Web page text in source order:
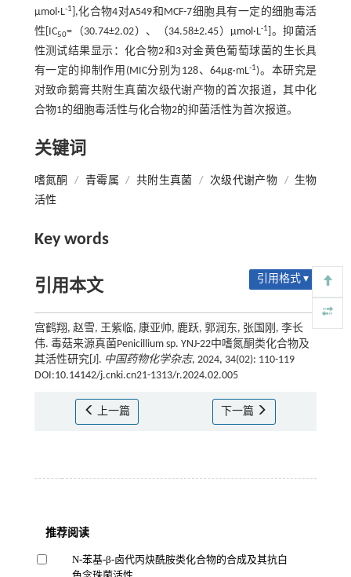
μmol·L-1 ],化合物4对A549和MCF-7细胞具有一定的细胞毒活
性[IC50=（30.74±2.02）、（34.58±2.45）μmol·L-1 ]。抑菌活
性测试结果显示：化合物2和3对金黄色葡萄球菌的生长具
有一定的抑制作用(MIC分别为128、64μg·mL-1)。本研究是
对致命鹅膏共附生真菌次级代谢产物的首次报道，其中化
合物1的细胞毒活性与化合物2的抑菌活性为首次报道。
关键词
嗜氮酮 / 青霉属 / 共附生真菌 / 次级代谢产物 / 生物
活性
Key words
引用本文 引用格式 ▾
宫鹤翔, 赵雪, 王紫临, 康亚帅, 鹿跃, 郭润东, 张国刚, 李长
伟. 毒菇来源真菌Penicillium sp. YNJ-22中嗜氮酮类化合物及
其活性研究[J]. 中国药物化学杂志, 2024, 34(02): 110-119
DOI:10.14142/j.cnki.cn21-1313/r.2024.02.005
上一篇 下一篇